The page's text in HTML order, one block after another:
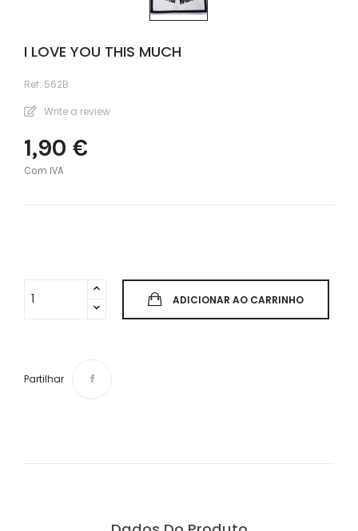
I LOVE YOU THIS MUCH
Ref: 562B
Write a review
1,90 €
Com IVA
ADICIONAR AO CARRINHO
Partilhar